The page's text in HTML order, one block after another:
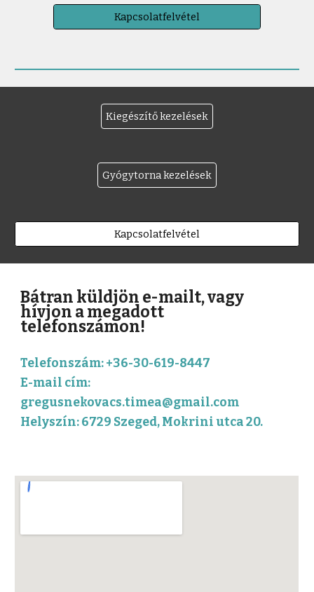
Kapcsolatfelvétel
Kiegészítő kezelések
Gyógytorna kezelések
Kapcsolatfelvétel
Bátran küldjön e-mailt, vagy
hívjon a megadott
telefonszámon!
Telefonszám: +36-30-619-8447
E-mail cím:
gregusnekovacs.timea@gmail.com
Helyszín: 6729 Szeged, Mokrini utca 20.